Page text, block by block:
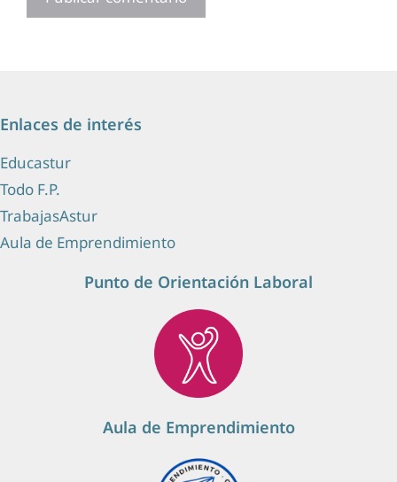
Enlaces de interés
Educastur
Todo F.P.
TrabajasAstur
Aula de Emprendimiento
Punto de Orientación Laboral
Aula de Emprendimiento